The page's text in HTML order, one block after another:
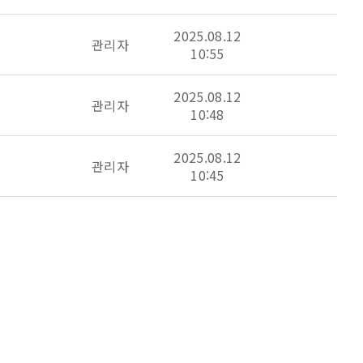
관리자
2025.08.12
10:55
관리자
2025.08.12
10:48
관리자
2025.08.12
10:45